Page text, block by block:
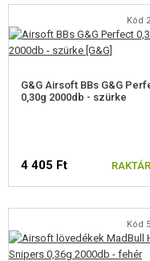
Kód
G&G Airsoft BBs G&G
0,30g 2000db - szürke
4 405 Ft
Kód